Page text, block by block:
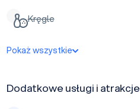
Kręgle
Pokaż wszystkie
Dodatkowe usługi i atrakcje